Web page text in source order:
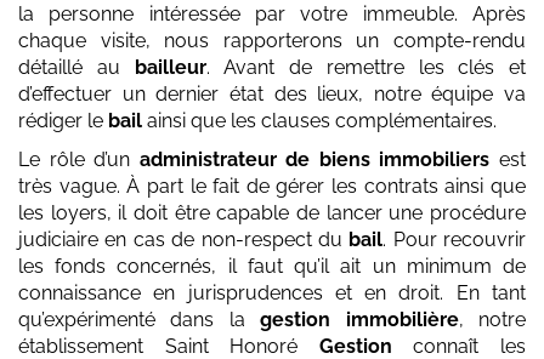
la personne intéressée par votre immeuble. Après
chaque visite, nous rapporterons un compte-rendu
détaillé au bailleur. Avant de remettre les clés et
d’effectuer un dernier état des lieux, notre équipe va
rédiger le bail ainsi que les clauses complémentaires.
Le rôle d’un administrateur de biens immobiliers est
très vague. À part le fait de gérer les contrats ainsi que
les loyers, il doit être capable de lancer une procédure
judiciaire en cas de non-respect du bail. Pour recouvrir
les fonds concernés, il faut qu’il ait un minimum de
connaissance en jurisprudences et en droit. En tant
qu’expérimenté dans lagestion immobilière, notre
établissement Saint Honoré Gestion connaît les